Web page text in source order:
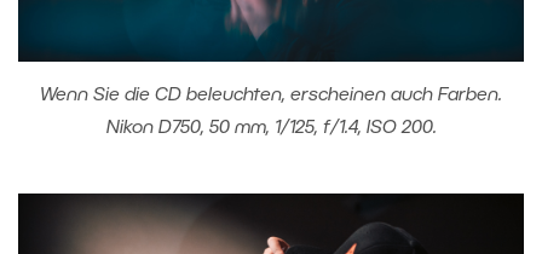
Wenn Sie die CD beleuchten, erscheinen auch Farben.
Nikon D750, 50 mm, 1/125, f/1.4, ISO 200.